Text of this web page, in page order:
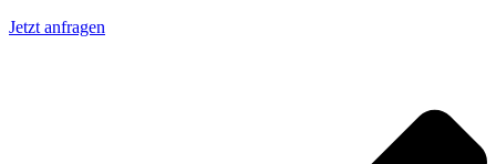
Jetzt anfragen